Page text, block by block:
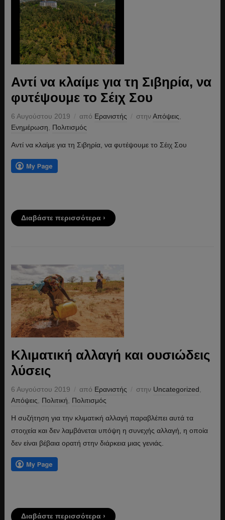
Αντί να κλαίμε για τη Σιβηρία, να
φυτέψουμε το Σέιχ Σου
6 Αυγούστου 2019 από Ερανιστής στηνΑπόψεις
Ενημέρωση
Πολιτισμός
Αντί να κλαίμε για τη Σιβηρία, να φυτέψουμε το Σέιχ Σου
Διαβάστε περισσότερα ›
Κλιματική αλλαγή και ουσιώδεις
λύσεις
6 Αυγούστου 2019 από Ερανιστής στην Uncategorized
Απόψεις
Πολιτική Πολιτισμός
Η συζήτηση για την κλιματική αλλαγή παραβλέπει αυτά τα
στοιχεία και δεν λαμβάνεται υπόψη η συνεχής αλλαγή, η οποία
δεν είναι βέβαια ορατή στην διάρκεια μιας γενιάς.
Διαβάστε περισσότερα ›